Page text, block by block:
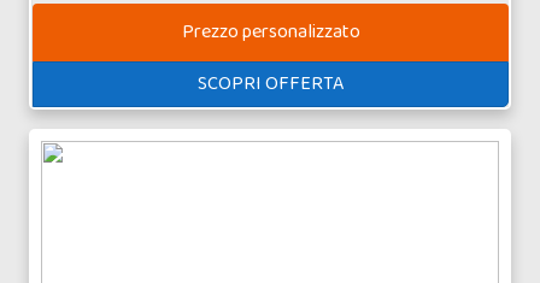
Prezzo personalizzato
SCOPRI OFFERTA